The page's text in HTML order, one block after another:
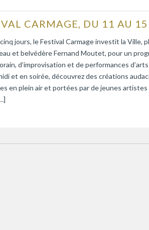
jours, le Festival Carmage investit la Ville,
et belvédère Fernand Moutet, pour un
d’improvisation et de performances
et en soirée, découvrez des créations
en plein air et portées par de jeunes